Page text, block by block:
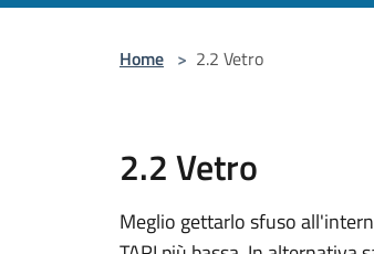
Home > 2.2 Vetro
2.2 Vetro
Meglio gettarlo sfuso